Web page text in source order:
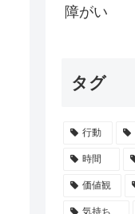
障がい
タグ
行動
時間
価値観